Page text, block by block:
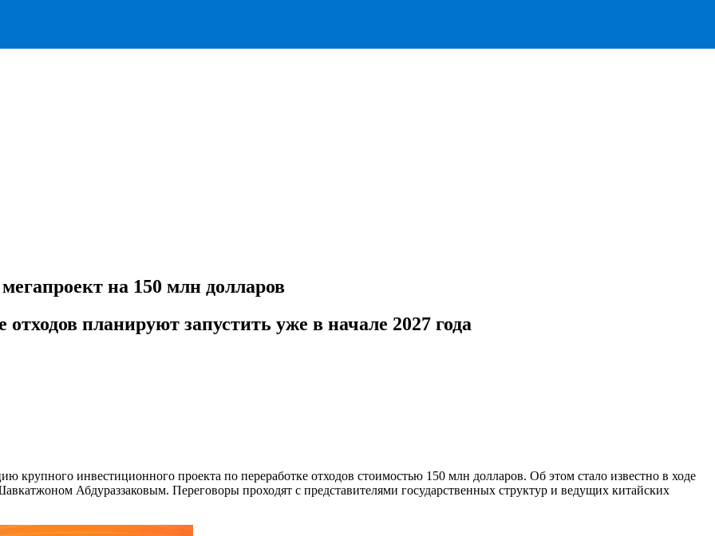
на 150 млн долларов
планируют запустить уже в начале 2027 года
крупного инвестиционного проекта по переработке отходов стоимостью 150 млн долларов. Об этом стало известно в ходе
Абдураззаковым. Переговоры проходят с представителями государственных структур и ведущих китайских